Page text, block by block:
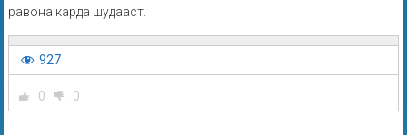
равона карда шудааст.
927
0 0